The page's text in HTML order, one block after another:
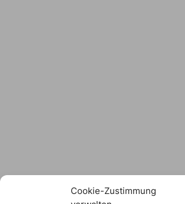
Cookie-Zustimmung
Logo Download